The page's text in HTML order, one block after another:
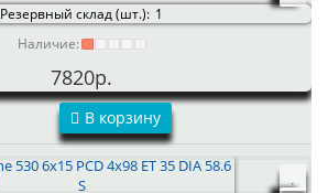
Резервный склад (шт.): 1
Наличие:
7820р.
В корзину